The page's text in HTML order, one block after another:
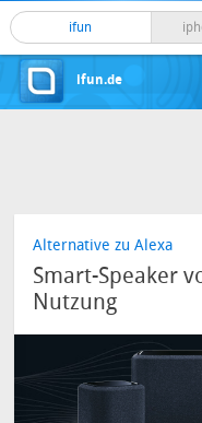
ifun
ifun.de
Alternative zu Alexa
Smart-Speaker
Nutzung